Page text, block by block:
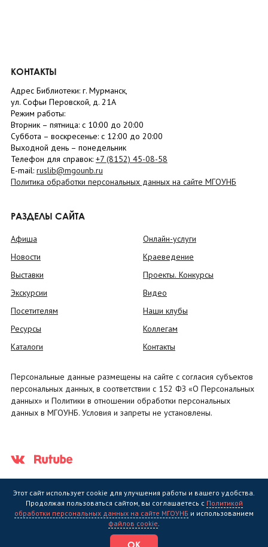
КОНТАКТЫ
Адрес Библиотеки: г. Мурманск,
ул. Софьи Перовской, д. 21А
Режим работы:
Вторник – пятница: с 10:00 до 20:00
Суббота – воскресенье: c 12:00 до 20:00
Выходной день – понедельник
Телефон для справок: +7 (8152) 45-08-58
E-mail: ruslib@mgounb.ru
Политика обработки персональных данных на сайте МГОУНБ
РАЗДЕЛЫ САЙТА
Афиша
Новости
Выставки
Экскурсии
Посетителям
Ресурсы
Каталоги
Онлайн-услуги
Краеведение
Проекты. Конкурсы
Видео
Наши клубы
Коллегам
Контакты
Персональные данные размещены на сайте с согласия субъектов
персональных данных, в соответствии с 152 ФЗ «О Персональных
данных» и Политики в отношении обработки персональных
данных в МГОУНБ. Условия и запреты не установлены.
Государственное областное бюджетное учреждение культуры
библиотека" (МГОУНБ) © 2006 - 2026
Этот сайт использует cookie для улучшения работы и вашего удобства.
Продолжая пользоваться сайтом, вы соглашаетесь с Политикой
обработки персональных данных на сайте МГОУНБ и использованием
файлов cookie.
ОК